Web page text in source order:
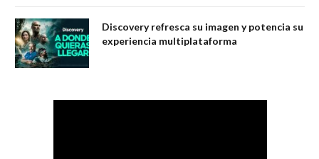
Discovery refresca su imagen y potencia su
experiencia multiplataforma